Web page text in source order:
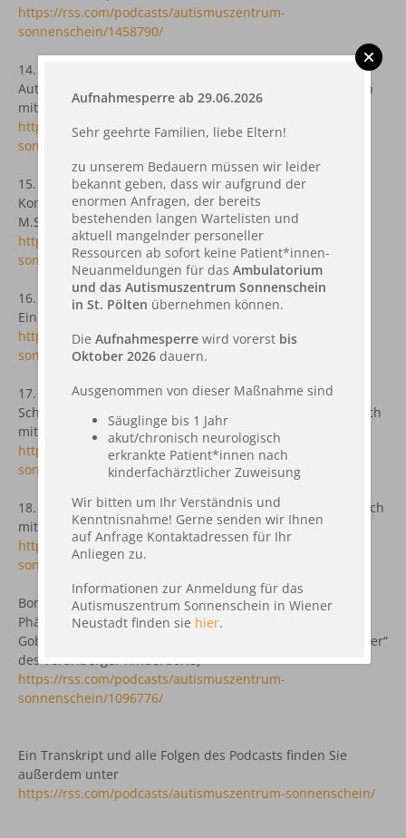
https://rss.com/podcasts/autismuszentrum-
sonnenschein/1458790/
14. Folge: Lernen macht Spaß - Wie man Kindern im
Autismus-Spektrum Neues beibringen kann. Ein Gespräch
mit Mag. Lisa Jägersberger
https://rss.com/podcasts/autismuszentrum-
sonnenschein/1505510/
15. Folge:Bedürfnisäußerung und unterstützte
Kommunikation. Ein Gespräch mit Johanna Fasching B.Sc.
M.Sc.
https://rss.com/podcasts/autismuszentrum-
sonnenschein/1561565/
16. Folge: Cherry Blue Society - Wenn Eltern aktiv werden.
Ein Gespräch mit Katharina Eggner und Jana Gille
https://rss.com/podcasts/autismuszentrum-
sonnenschein/1636917/
17. Folge: Die geeignete Schulwahl & Unterstützung im
Schulalltag für Kinder im Autismus Spektrum. Ein Gespräch
mit Elisabeth Jencio-Stricker
https://rss.com/podcasts/autismuszentrum-
sonnenschein/1679067/
18. Folge: Aufwachsen im Autismus-Spektrum. Ein Gespräch
mit einem Jugendlichen im Autismus-Spektrum
https://rss.com/podcasts/autismuszentrum-
sonnenschein/1731019/
Bonus Folge: „Wir erleben anders – Autismus und das
Phänomen des Pseudoautismus“ (Vortrag von Fr. Prim.
Gobara im Rahmen der Fortbildungsreihe „Wertvolle Kinder“
des Vorarlberger Kinderdorfs)
https://rss.com/podcasts/autismuszentrum-
sonnenschein/1096776/
Ein Transkript und alle Folgen des Podcasts finden Sie
außerdem unter
https://rss.com/podcasts/autismuszentrum-sonnenschein/
Aufnahmesperre ab 29.06.2026
Sehr geehrte Familien, liebe Eltern!
zu unserem Bedauern müssen wir leider
bekannt geben, dass wir aufgrund der
enormen Anfragen, der bereits
bestehenden langen Wartelisten und
aktuell mangelnder personeller
Ressourcen ab sofort keine Patient*innen-
Neuanmeldungen für dasAmbulatorium
und das Autismuszentrum Sonnenschein
in St. Pölten übernehmen können.
DieAufnahmesperre wird vorerst bis
Oktober 2026 dauern.
Ausgenommen von dieser Maßnahme sind
Säuglinge bis 1 Jahr
akut/chronisch neurologisch
erkrankte Patient*innen nach
kinderfachärztlicher Zuweisung
Wir bitten um Ihr Verständnis und
Kenntnisnahme! Gerne senden wir Ihnen
auf Anfrage Kontaktadressen für Ihr
Anliegen zu.
Informationen zur Anmeldung für das
Autismuszentrum Sonnenschein in Wiener
Neustadt finden sie hier.